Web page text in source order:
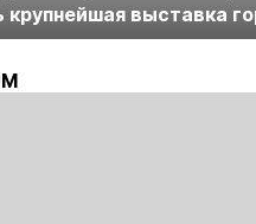
крупнейшая выставка
России. Уголь